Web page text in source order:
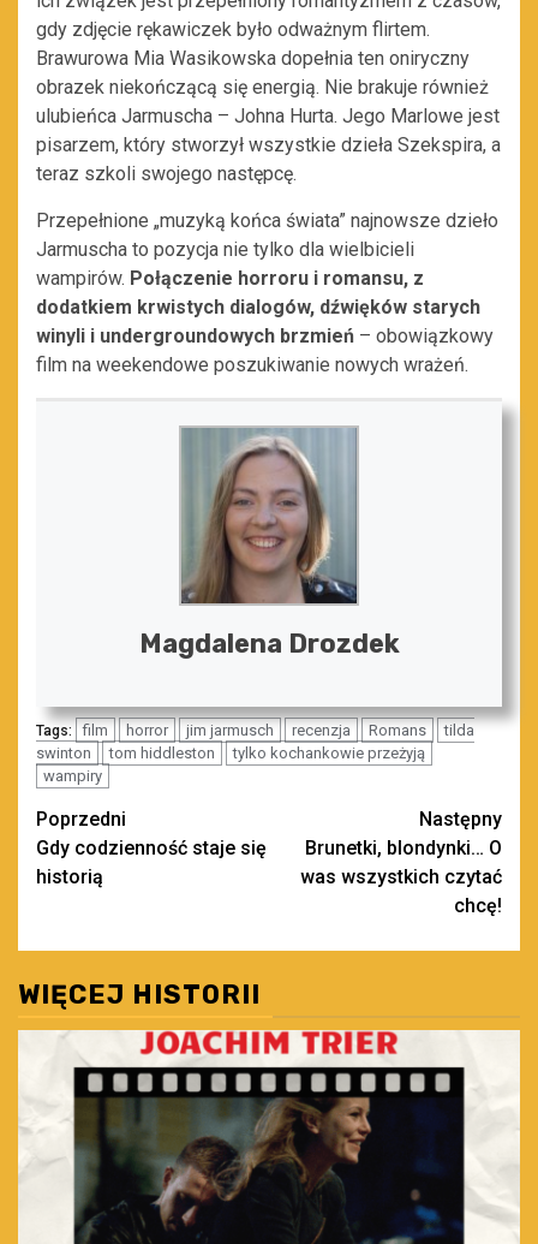
gdy zdjęcie rękawiczek było odważnym flirtem.
Brawurowa Mia Wasikowska dopełnia ten oniryczny
obrazek niekończącą się energią. Nie brakuje również
ulubieńca Jarmuscha – Johna Hurta. Jego Marlowe jest
pisarzem, który stworzył wszystkie dzieła Szekspira, a
teraz szkoli swojego następcę.
Przepełnione „muzyką końca świata” najnowsze dzieło
Jarmuscha to pozycja nie tylko dla wielbicieli
wampirów. Połączenie horroru i romansu, z
dodatkiem krwistych dialogów, dźwięków starych
winyli i undergroundowych brzmień – obowiązkowy
film na weekendowe poszukiwanie nowych wrażeń.
Magdalena Drozdek
Tags: film horror jim jarmusch recenzja Romans
tilda
swinton
tom hiddleston
tylko kochankowie przeżyją
wampiry
Zobacz
wpisy
Poprzedni
Gdy codzienność staje się
historią
Następny
Brunetki, blondynki… O
was wszystkich czytać
chcę!
WIĘCEJ HISTORII